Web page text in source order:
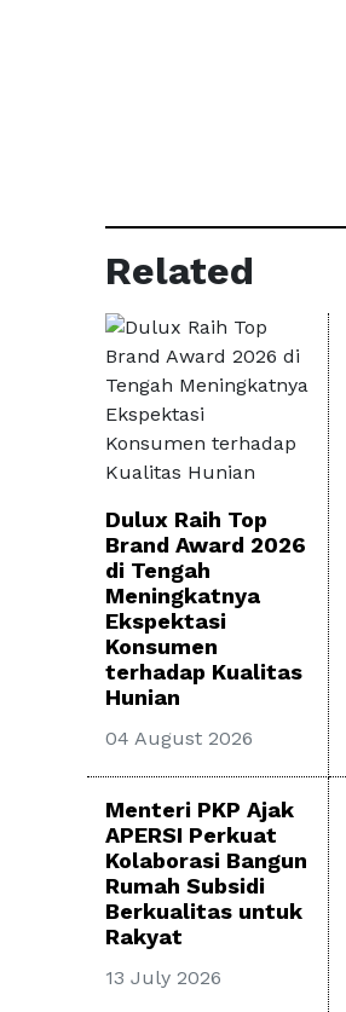
Related
Dulux Raih Top
Brand Award 2026
di Tengah
Meningkatnya
Ekspektasi
Konsumen
terhadap Kualitas
Hunian
04 August 2026
Menteri PKP Ajak
APERSI Perkuat
Kolaborasi Bangun
Rumah Subsidi
Berkualitas untuk
Rakyat
13 July 2026